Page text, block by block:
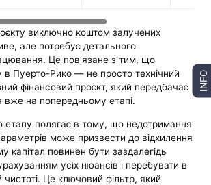
виключно коштом залучених
але потребує детального
Це пов’язане з тим, що
в Пуерто-Рико — не просто технічний
фінансовий проєкт, який передбачає
вже на попередньому етапі.
етапу полягає в тому, що недотримання
може призвести до відхилення
капітал повинен бути заздалегідь
усіх нюансів і перебувати в
чистоті. Це ключовий фільтр, який
INFO